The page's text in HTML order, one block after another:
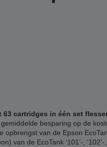
cartridges in één set
besparing op de
van de Epson
van de EcoTank ‘101’-,